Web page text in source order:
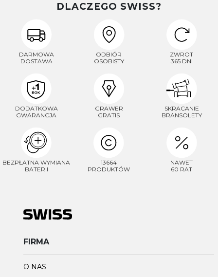
DLACZEGO SWISS?
DARMOWA
DOSTAWA
ODBIÓR
OSOBISTY
ZWROT
365 DNI
DODATKOWA
GWARANCJA
GRAWER
GRATIS
SKRACANIE
BRANSOLETY
BEZPŁATNA WYMIANA
BATERII
13664
PRODUKTÓW
NAWET
60 RAT
FIRMA
O NAS